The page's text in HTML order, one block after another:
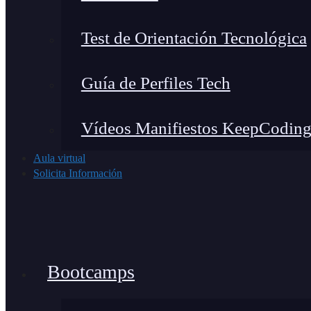
Test de Orientación Tecnológica
Guía de Perfiles Tech
Vídeos Manifiestos KeepCoding
Aula virtual
Solicita Información
Bootcamps